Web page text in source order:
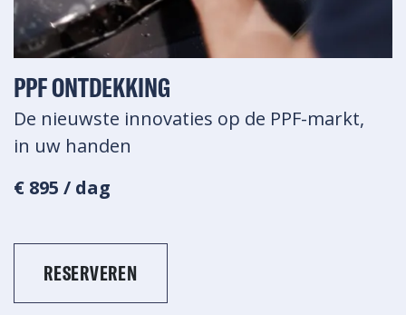
PPF ONTDEKKING
De nieuwste innovaties op de PPF-markt,
in uw handen
€ 895 / dag
RESERVEREN